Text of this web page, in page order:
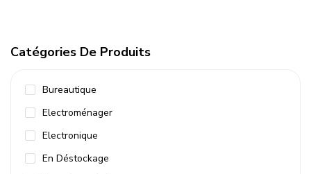
Catégories De Produits
Bureautique
Electroménager
Electronique
En Déstockage